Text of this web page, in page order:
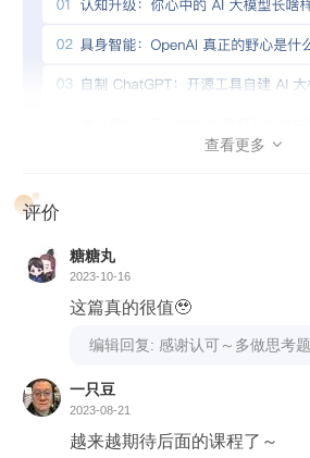
常科学系统的学习路线，带你深入理解
和工程方法，最终掌握生产级 AI 系统研
课程设计
课程内容将分为四个部分。
热身篇和架构基础篇。
学习做好准备。重点学习 AI 系统的技
查看更多 
评价
糖糖丸
2023-10-16
这篇真的很值🥹
编辑回复: 感谢认可～多做思考
一只豆
2023-08-21
越来越期待后面的课程了～